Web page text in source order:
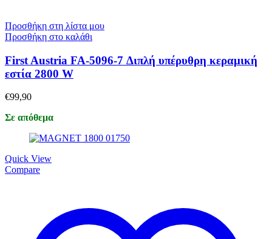
Προσθήκη στη λίστα μου
Προσθήκη στο καλάθι
First Austria FA-5096-7 Διπλή υπέρυθρη κεραμική
εστία 2800 W
€99,90
Σε απόθεμα
Quick View
Compare